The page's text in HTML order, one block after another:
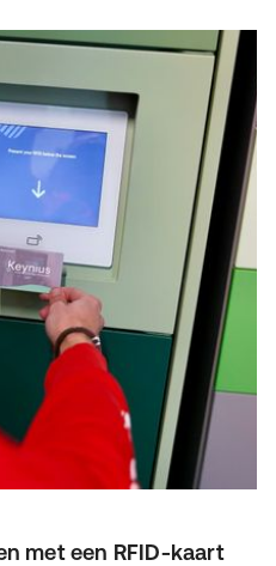
met een RFID-kaart